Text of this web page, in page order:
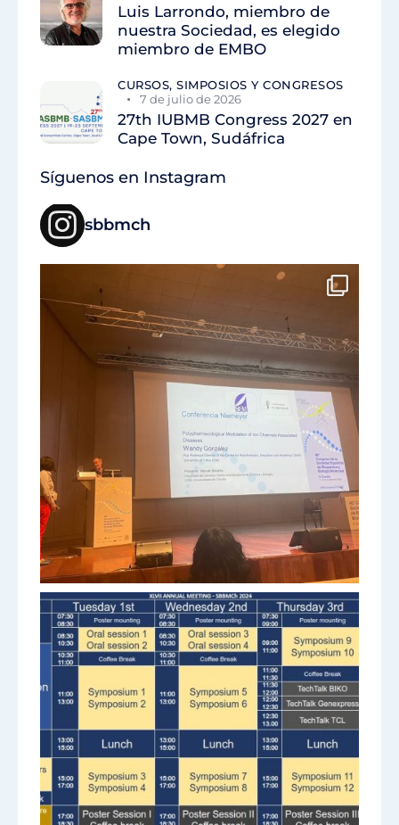
Luis Larrondo, miembro de
nuestra Sociedad, es elegido
miembro de EMBO
CURSOS, SIMPOSIOS Y CONGRESOS
7 de julio de 2026
27th IUBMB Congress 2027 en
Cape Town, Sudáfrica
Síguenos en Instagram
sbbmch